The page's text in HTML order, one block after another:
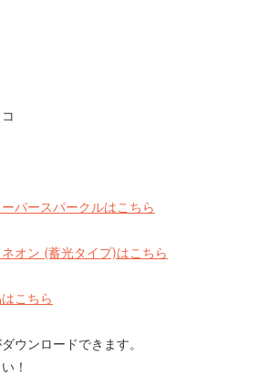
パースパークルはこちら
オン (蓄光タイプ)はこちら
こちら
ウンロードできます。
！